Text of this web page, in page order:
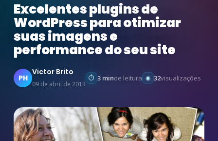
Excelentes plugins de
WordPress para otimizar
suas imagens e
performance do seu site
PH
Victor Brito
09 de abril de 2013
3 minde leitura 32visualizações